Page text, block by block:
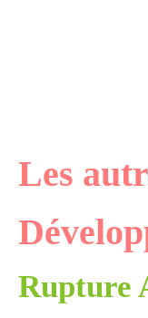
Les
Rupture